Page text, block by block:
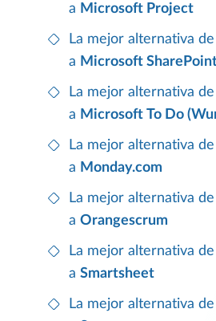
a Microsoft Project
La mejor alternativa
a Microsoft
La mejor alternativa
a Microsoft To Do
La mejor alternativa
a Monday.com
La mejor alternativa
a Orangescrum
La mejor alternativa
a Smartsheet
La mejor alternativa